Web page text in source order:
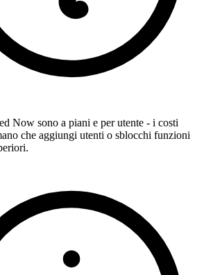
Now sono a piani e per utente - i costi
che aggiungi utenti o sblocchi funzioni